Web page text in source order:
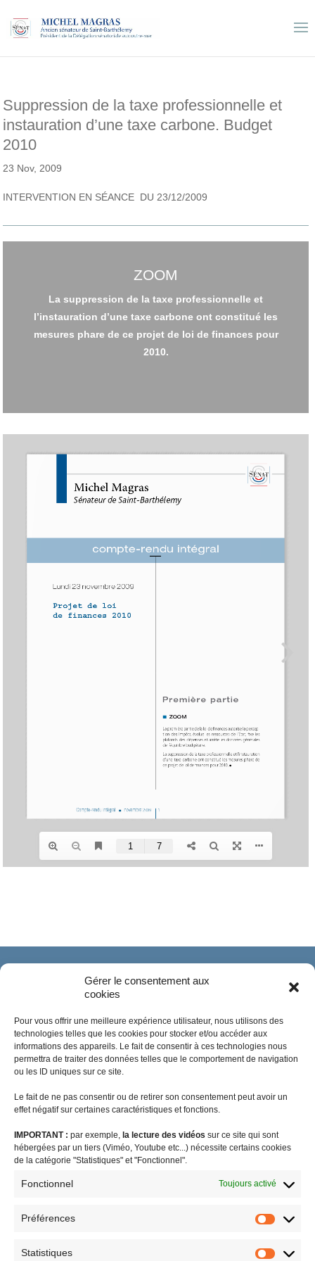
Gérer le consentement aux
cookies
Pour vous offrir une meilleure expérience utilisateur, nous utilisons des
technologies telles que les cookies pour stocker et/ou accéder aux
informations des appareils. Le fait de consentir à ces technologies nous
permettra de traiter des données telles que le comportement de navigation
ou les ID uniques sur ce site.
Le fait de ne pas consentir ou de retirer son consentement peut avoir un
effet négatif sur certaines caractéristiques et fonctions.
IMPORTANT : par exemple, la lecture des vidéos sur ce site qui sont
hébergées par un tiers (Viméo, Youtube etc...) nécessite certains cookies
de la catégorie "Statistiques" et "Fonctionnel".
Fonctionnel Toujours activé
Préférences
Statistiques
Suppression de la taxe professionnelle et
instauration d’une taxe carbone. Budget
2010
23 Nov, 2009
INTERVENTION EN SÉANCE DU 23/12/2009
ZOOM
La suppression de la taxe professionnelle et
l’instauration d’une taxe carbone ont constitué les
mesures phare de ce projet de loi de finances pour
2010.
#coronavirus agriculture
audiovisuel public visibilité outre-mer
biodiversité
Brexit budget outre-mer
caisse de prévoyance sociale
charges sociales
DGC
EROM : égalité réelle outre-mer
femmes outremer
LODEOM
logement PLFSS